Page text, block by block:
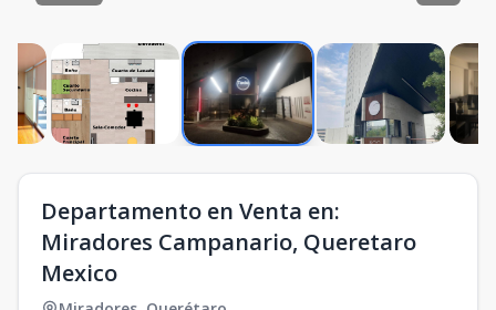
Departamento en Venta en:
Miradores Campanario, Queretaro
Mexico